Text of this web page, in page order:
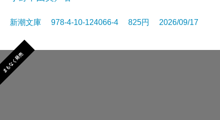
新潮文庫 978-4-10-124066-4 825円 2026/09/17
まもなく発売